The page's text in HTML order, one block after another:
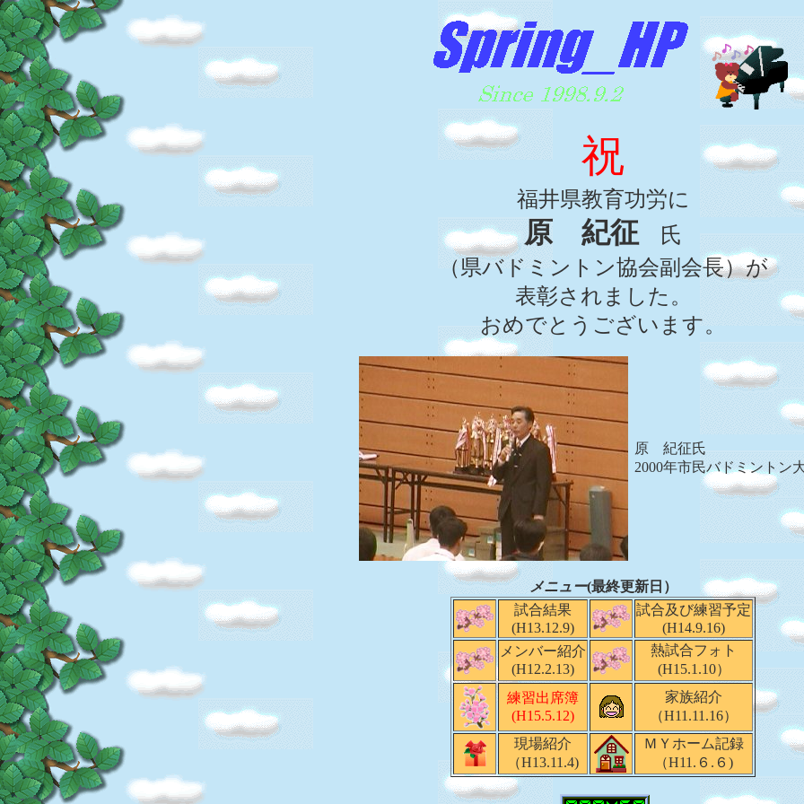
祝
福井県教育功労に
原 紀征 氏
（県バドミントン協会副会長）が
表彰されました。
おめでとうございます。
原 紀征氏
2000年市民バドミントン
メニュー(最終更新日）
試合結果
(H13.12.9)
試合及び練習予定
(H14.9.16)
メンバー紹介
(H12.2.13)
熱試合フォト
(H15.1.10）
練習出席簿
(H15.5.12)
家族紹介
（H11.11.16）
現場紹介
（H13.11.4)
ＭＹホーム記録
（H11.６.６)